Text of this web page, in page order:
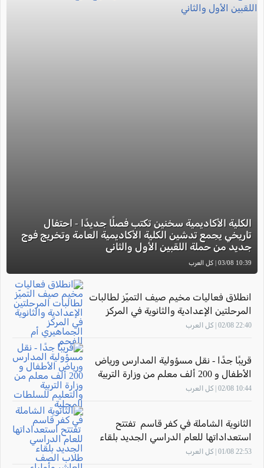
الكلية الأكاديمية سخنين تكتب فصلًا جديدًا - احتفال
تاريخي يجمع تدشين الكلية الأكاديمية العامة وتخريج فوج
جديد من حملة اللقبين الأول والثاني
10:39 03/08 | كل العرب
انطلاق فعاليات مخيم صيف التميّز لطالبات
المرحلتين الإعدادية والثانوية في المركز
الجماهيري أم الفحم
22:40 02/08 | كل العرب
قريبًا جدًا - نقل مسؤولية المدارس ورياض
الأطفال و 200 ألف معلم من وزارة التربية
والتعليم للسلطات المحلية
10:44 02/08 | كل العرب
الثانوية الشاملة في كفر قاسم تفتتح
استعداداتها للعام الدراسي الجديد بلقاء
طلاب الصف العاشر وأولياء أمورهم
22:53 01/08 | كل العرب